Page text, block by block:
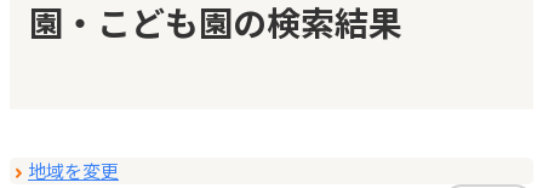
地図から探す
マイページ
園・こども園の検索結果
地域を変更